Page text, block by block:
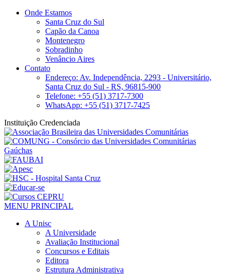
Onde Estamos
Santa Cruz do Sul
Capão da Canoa
Montenegro
Sobradinho
Venâncio Aires
Contato
Endereço: Av. Independência, 2293 - Universitário,
Santa Cruz do Sul - RS, 96815-900
Telefone: +55 (51) 3717-7300
WhatsApp: +55 (51) 3717-7425
Instituição Credenciada
MENU PRINCIPAL
A Unisc
A Universidade
Avaliação Institucional
Concursos e Editais
Editora
Estrutura Administrativa